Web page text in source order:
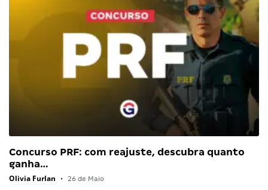
Concurso PRF: com reajuste, descubra quanto
ganha…
Olivia Furlan • 26 de Maio